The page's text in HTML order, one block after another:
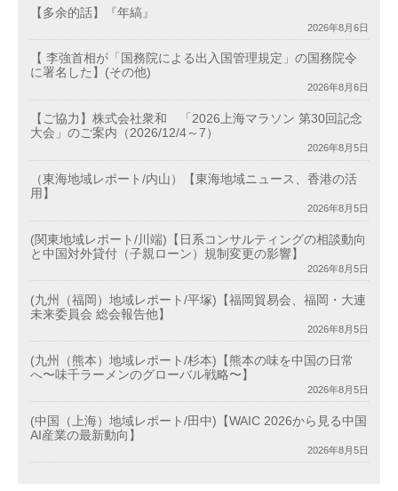
【多余的話】『年縞』
2026年8月6日
【 李強首相が「国務院による出入国管理規定」の国務院令
に署名した】(その他)
2026年8月6日
【ご協力】株式会社衆和 「2026上海マラソン 第30回記念
大会」のご案内（2026/12/4～7）
2026年8月5日
（東海地域レポート/内山）【東海地域ニュース、香港の活
用】
2026年8月5日
(関東地域レポート/川端)【日系コンサルティングの相談動向
と中国対外貸付（子親ローン）規制変更の影響】
2026年8月5日
(九州（福岡）地域レポート/平塚)【福岡貿易会、福岡・大連
未来委員会 総会報告他】
2026年8月5日
(九州（熊本）地域レポート/杉本)【熊本の味を中国の日常
へ〜味千ラーメンのグローバル戦略〜】
2026年8月5日
(中国（上海）地域レポート/田中)【WAIC 2026から見る中国
AI産業の最新動向】
2026年8月5日